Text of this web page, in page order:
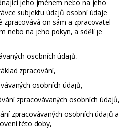
jeho jménem nebo na jeho
subjektu údajů osobní údaje
zpracovává on sám a zpracovatel
nebo na jeho pokyn, a sdělí je
osobních údajů,
zpracování,
osobních údajů,
zpracovávaných osobních údajů,
zpracovávaných osobních údajů a
této doby,